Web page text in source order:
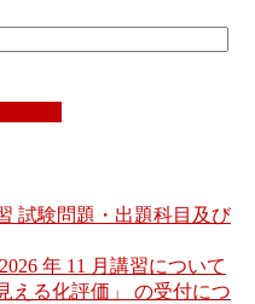
試験問題・出題科目及び
年 11 月講習について
える化評価」 の受付につ